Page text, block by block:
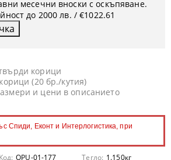
корици
(20 бр./кутия)
и цени в описанието
Спиди, Еконт и Интерлогистика, при
Код: OPU-01-177 Тегло: 1.150кг
месечни вноски с оскъпяване.
до 2000 лв. / €1022.61